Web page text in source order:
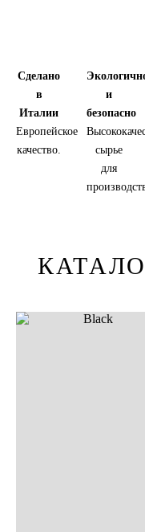
Сделано
в
Италии
Европейское
качество.
и
безопасно
сырье
для